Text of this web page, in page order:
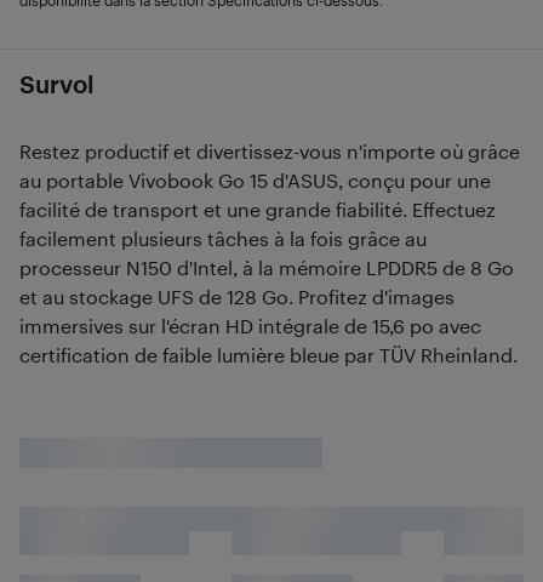
Survol
Restez productif et divertissez-vous n'importe où grâce
au portable Vivobook Go 15 d'ASUS, conçu pour une
facilité de transport et une grande fiabilité. Effectuez
facilement plusieurs tâches à la fois grâce au
processeur N150 d'Intel, à la mémoire LPDDR5 de 8 Go
et au stockage UFS de 128 Go. Profitez d'images
immersives sur l'écran HD intégrale de 15,6 po avec
certification de faible lumière bleue par TÜV Rheinland.